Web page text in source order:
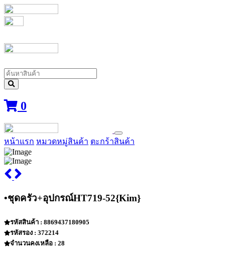
0
หน้าแรก หมวดหมู่สินค้า ตะกร้าสินค้า
•ชุดครัว+อุปกรณ์HT719-52{Kim}
รหัสสินค้า : 8869437180905
รหัสรอง : 372214
จำนวนคงเหลือ : 28